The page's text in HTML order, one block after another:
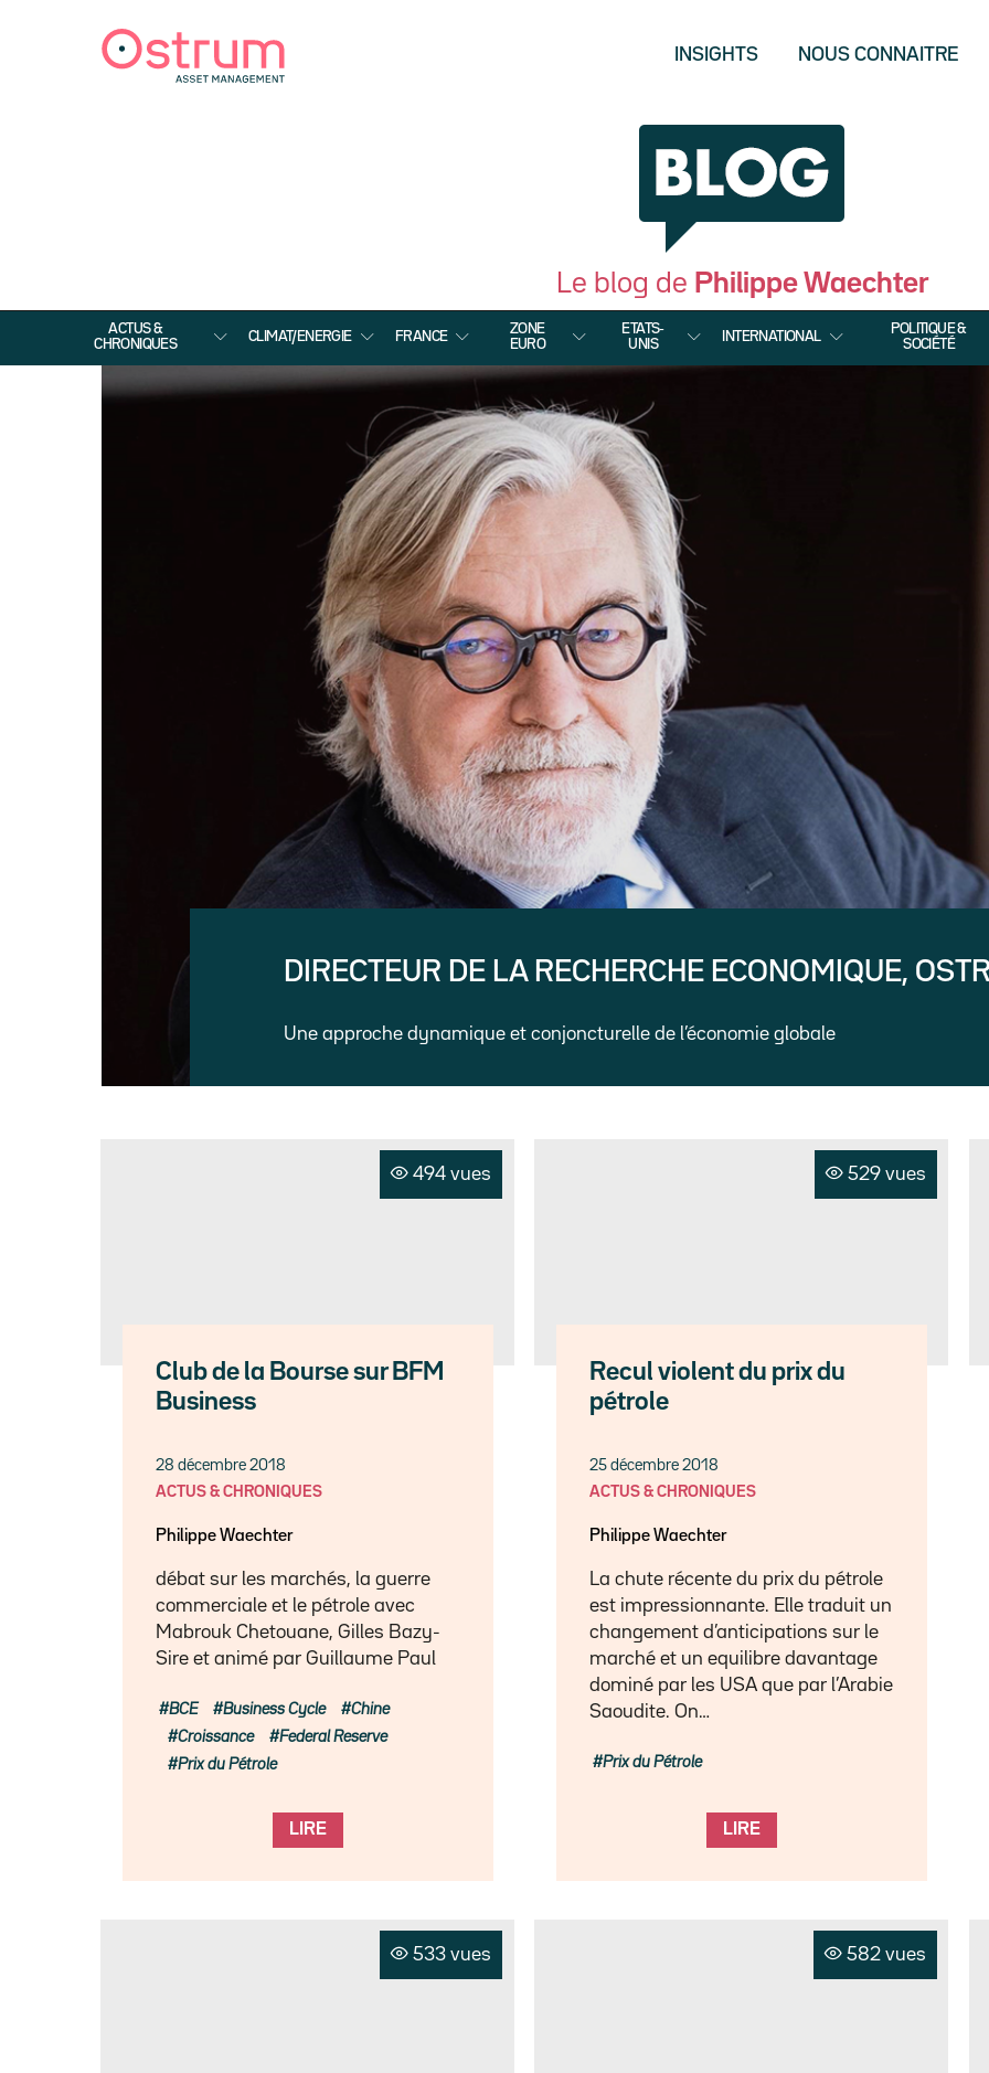
INSIGHTS NOUS CONNAITRE
Le blog de Philippe Waechter
ACTUS &
CHRONIQUES
CLIMAT/ENERGIE FRANCE
ZONE
EURO
ETATS-
UNIS
INTERNATIONAL
POLITIQUE &
SOCIÉTÉ
DIRECTEUR DE LA RECHERCHE ECONOMIQUE,
Une approche dynamique et conjoncturelle de l’économie globale
494 vues
Club de la Bourse sur BFM
Business
28 décembre 2018
ACTUS & CHRONIQUES
Philippe Waechter
débat sur les marchés, la guerre
commerciale et le pétrole avec
Mabrouk Chetouane, Gilles Bazy-
Sire et animé par Guillaume Paul
LIRE
BCE Business Cycle
Chine
Croissance
Federal Reserve
Prix du Pétrole
529 vues
Recul violent du prix du
pétrole
25 décembre 2018
ACTUS & CHRONIQUES
Philippe Waechter
La chute récente du prix du pétrole
est impressionnante. Elle traduit un
changement d’anticipations sur le
marché et un equilibre davantage
dominé par les USA que par l’Arabie
Saoudite. On…
LIRE
Prix du Pétrole
533 vues 582 vues